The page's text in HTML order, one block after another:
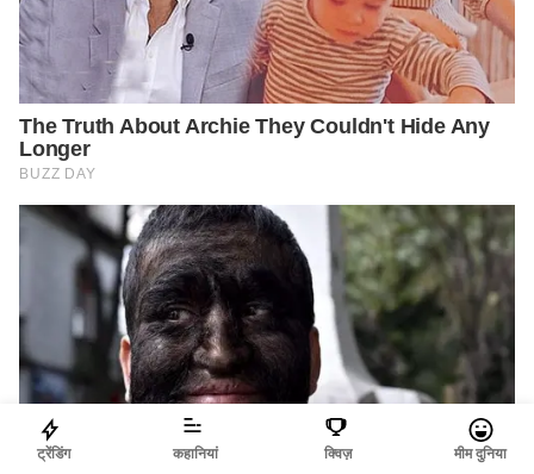
ट्रेंडिंग कहानियां क्विज़ मीम दुनिया